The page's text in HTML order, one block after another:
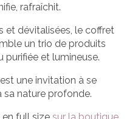
rafraîchit.
et dévitalisées, le coffret
un trio de produits
purifiée et lumineuse.
une invitation à se
sa nature profonde.